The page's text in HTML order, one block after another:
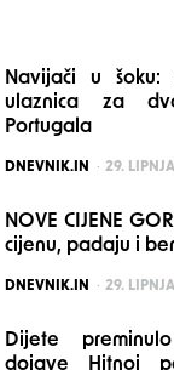
Navijači u šoku:
ulaznica za
Portugala
POSTED
DNEVNIK.IN 29.
NOVE CIJENE
cijenu, padaju i
POSTED
DNEVNIK.IN 29.
Dijete
dojave Hitnoj